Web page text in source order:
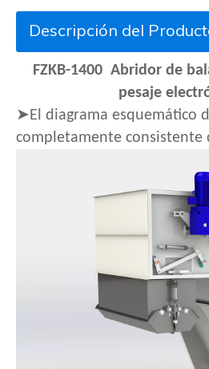
Descripción del
FZKB-1400 Abridor de
pesaje
➤El diagrama esquemático
completamente consistente